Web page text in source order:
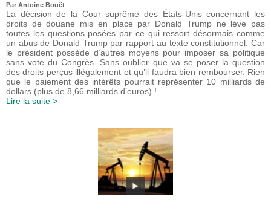
Par Antoine Bouët
La décision de la Cour suprême des États-Unis concernant les
droits de douane mis en place par Donald Trump ne lève pas
toutes les questions posées par ce qui ressort désormais comme
un abus de Donald Trump par rapport au texte constitutionnel. Car
le président possède d’autres moyens pour imposer sa politique
sans vote du Congrès. Sans oublier que va se poser la question
des droits perçus illégalement et qu’il faudra bien rembourser. Rien
que le paiement des intérêts pourrait représenter 10 milliards de
dollars (plus de 8,66 milliards d’euros) !
Lire la suite >